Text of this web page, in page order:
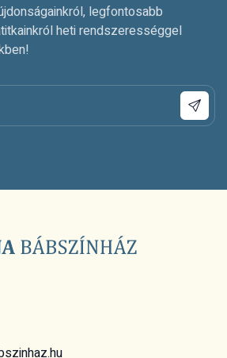
legfontosabb
heti rendszerességgel